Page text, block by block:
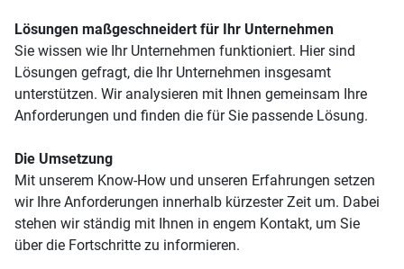
Lösungen maßgeschneidert für Ihr Unternehmen
Sie wissen wie Ihr Unternehmen funktioniert. Hier sind
Lösungen gefragt, die Ihr Unternehmen insgesamt
unterstützen. Wir analysieren mit Ihnen gemeinsam Ihre
Anforderungen und finden die für Sie passende Lösung.
Die Umsetzung
Mit unserem Know-How und unseren Erfahrungen setzen
wir Ihre Anforderungen innerhalb kürzester Zeit um. Dabei
stehen wir ständig mit Ihnen in engem Kontakt, um Sie
über die Fortschritte zu informieren.